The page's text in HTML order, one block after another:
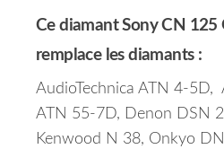
Ce diamant Sony CN 125
remplace les diamants :
AudioTechnica ATN 4-5D,
ATN 55-7D, Denon DSN
Kenwood N 38, Onkyo